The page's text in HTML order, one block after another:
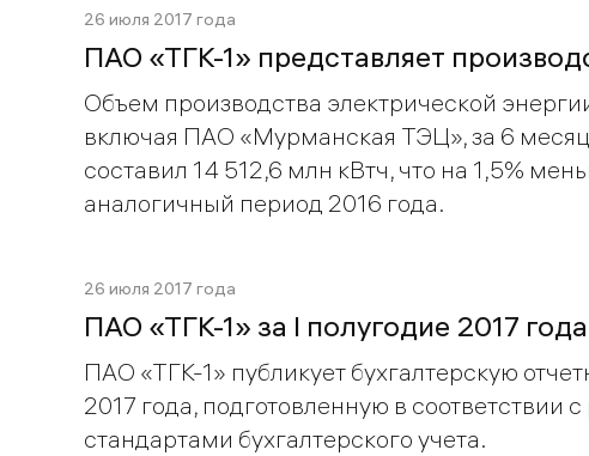
26 июля 2017 года
ПАО «ТГК-1» представляет
Объем производства электрической
включая ПАО «Мурманская ТЭЦ», за 6
составил 14 512,6 млн кВтч, что на 1,5%
аналогичный период 2016 года.
26 июля 2017 года
ПАО «ТГК-1» за I полугодие 2017
ПАО «ТГК-1» публикует бухгалтерскую
2017 года, подготовленную в соответствии
стандартами бухгалтерского учета.